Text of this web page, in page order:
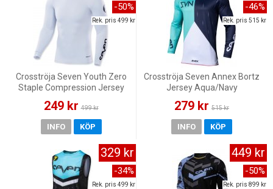
Crosströja Seven Youth Zero
Staple Compression Jersey
249 kr 499 kr
-50%
Rek. pris 499 kr
INFO KÖP
Crosströja Seven Annex Bortz
Jersey Aqua/Navy
279 kr 515 kr
-46%
Rek. pris 515 kr
INFO KÖP
329 kr
-34%
Rek. pris 499 kr
449 kr
-50%
Rek. pris 899 kr